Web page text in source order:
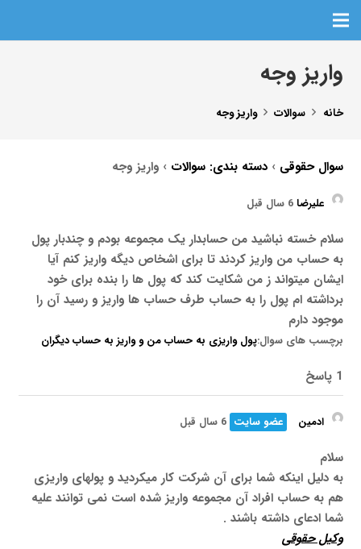
واریز وجه
خانه سوالات واریز وجه
سوال حقوقی ›دسته بندی: سوالات ›واریز وجه
علیرضا6 سال قبل
سلام خسته نباشید من حسابدار یک مجموعه بودم و چندبار پول
به حساب من واریز کردند تا برای اشخاص دیگه واریز کنم آیا
ایشان میتواند ز من شکایت کند که پول ها را بنده برای خود
برداشته ام پول را به حساب طرف حساب ها واریز و رسید آن را
موجود دارم
برچسب های سوال:پول واریزی به حساب من و واریز به حساب دیگران
1 پاسخ
ادمین عضو سایت 6 سال قبل
سلام
به دلیل اینکه شما برای آن شرکت کار میکردید و پولهای واریزی
هم به حساب افراد آن مجموعه واریز شده است نمی توانند علیه
شما ادعای داشته باشند .
وکیل حقوقی